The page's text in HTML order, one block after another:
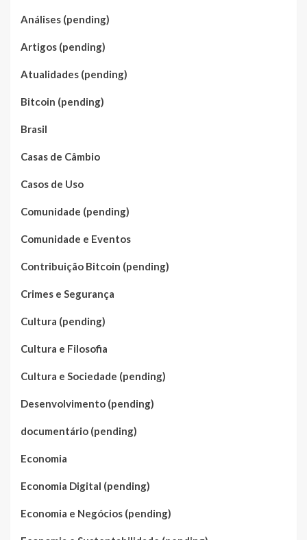
Análises (pending)
Artigos (pending)
Atualidades (pending)
Bitcoin (pending)
Brasil
Casas de Câmbio
Casos de Uso
Comunidade (pending)
Comunidade e Eventos
Contribuição Bitcoin (pending)
Crimes e Segurança
Cultura (pending)
Cultura e Filosofia
Cultura e Sociedade (pending)
Desenvolvimento (pending)
documentário (pending)
Economia
Economia Digital (pending)
Economia e Negócios (pending)